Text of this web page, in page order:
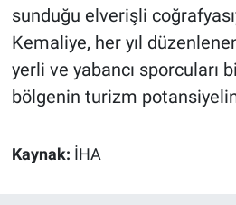
sunduğu elverişli
Kemaliye, her yıl
yerli ve yabancı sporcuları
bölgenin turizm
Kaynak: İHA